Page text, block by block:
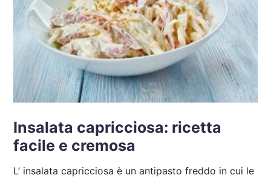
Insalata capricciosa: ricetta
facile e cremosa
L’ insalata capricciosa è un antipasto freddo in cui le